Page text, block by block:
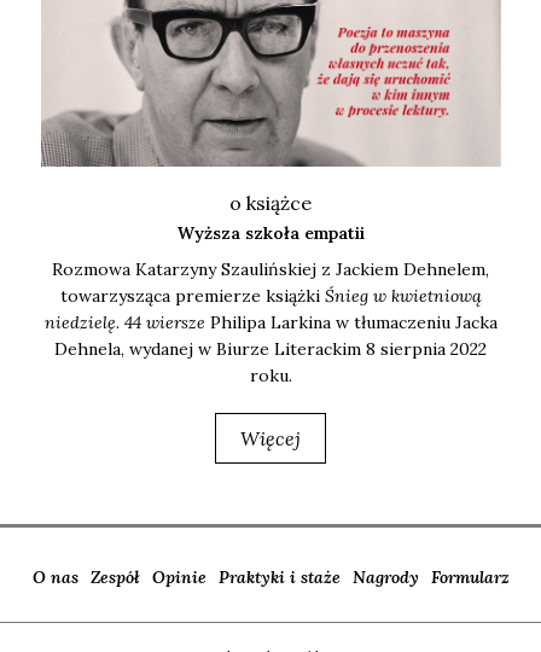
o książce
Wyższa szkoła empatii
Roz­mo­wa Kata­rzy­ny Szau­liń­skiej z Jac­kiem Deh­ne­lem,
towa­rzy­szą­ca pre­mie­rze książ­ki Śnieg w kwiet­nio­wą
nie­dzie­lę. 44 wier­sze Phi­li­pa Lar­ki­na w tłu­ma­cze­niu Jac­ka
Deh­ne­la, wyda­nej w Biu­rze Lite­rac­kim 8 sierp­nia 2022
roku.
Więcej
O nas Zespół Opinie Praktyki i staże Nagrody Formularz